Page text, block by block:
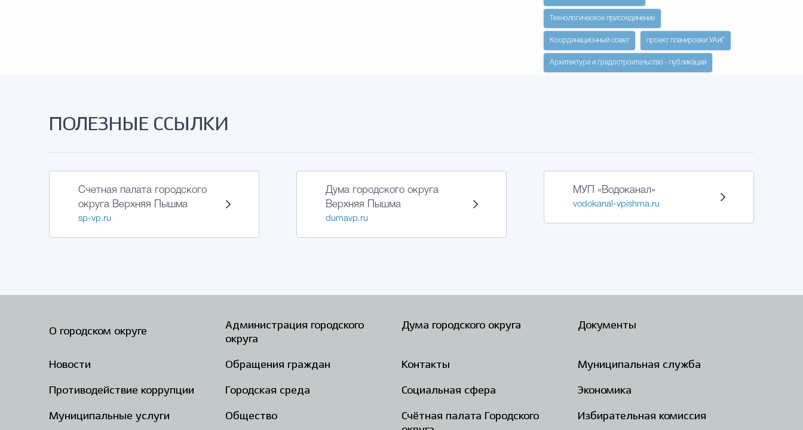
Технологическое присоединение
Координационный совет проект планировки УАиГ
Архитектура и градостроительство - публикации
ПОЛЕЗНЫЕ ССЫЛКИ
Счетная палата городского
округа Верхняя Пышма
sp-vp.ru
Дума городского округа
Верхняя Пышма
dumavp.ru
МУП «Водоканал»
vodokanal-vpishma.ru
О городском округе
Администрация городского
округа
Дума городского округа Документы
Новости Обращения граждан Контакты Муниципальная служба
Противодействие коррупции Городская среда Социальная сфера Экономика
Муниципальные услуги Общество
Счётная палата Городского
Избирательная комиссия